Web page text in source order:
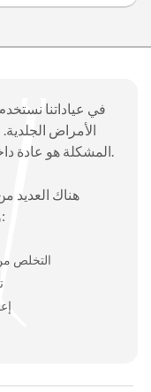
في عياداتنا
الأمراض
المشكلة هو عادة داخليا من خلال تراكم السموم في الجسم.
هناك العديد
والتدليك والأعشاب لحالاتك في مواقعنا:
التخلص